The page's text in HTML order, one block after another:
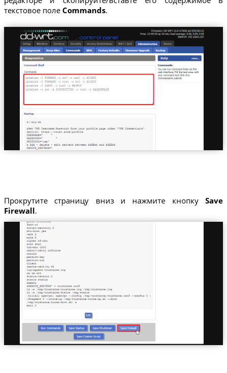
текстовое поле Commands.
Прокрутите страницу вниз и нажмите кнопкуSave
Firewall.